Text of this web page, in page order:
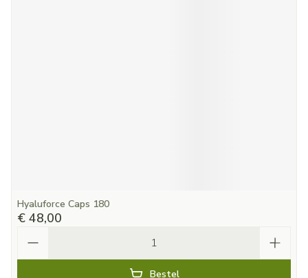
Hyaluforce Caps 180
€ 48,00
Bestel